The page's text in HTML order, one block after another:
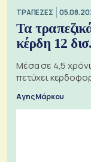
ΤΡΑΠΕΖΕΣ
Τα
κέρδη 12
Μέσα σε 4,5
πετύχει
Αγης Μάρκου